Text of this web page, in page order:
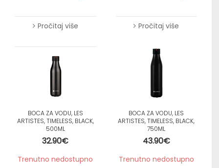
Pročitaj više Pročitaj više
BOCA ZA VODU, LES
ARTISTES, TIMELESS, BLACK,
500ML
32.90€
Trenutno nedostupno
BOCA ZA VODU, LES
ARTISTES, TIMELESS, BLACK,
750ML
43.90€
Trenutno nedostupno